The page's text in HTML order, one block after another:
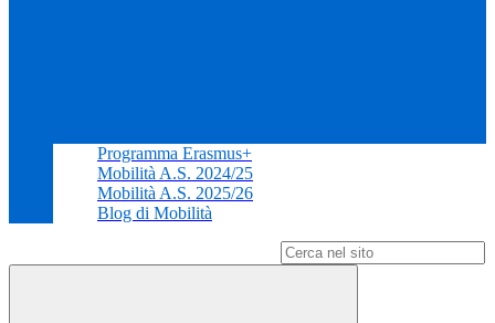
Programma Erasmus+
Mobilità A.S. 2024/25
Mobilità A.S. 2025/26
Blog di Mobilità